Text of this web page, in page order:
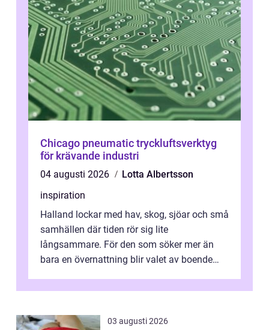
Chicago pneumatic tryckluftsverktyg
för krävande industri
04 augusti 2026
Lotta Albertsson
inspiration
Halland lockar med hav, skog, sjöar och små
samhällen där tiden rör sig lite
långsammare. För den som söker mer än
bara en övernattning blir valet av boende
utgå...
03 augusti 2026